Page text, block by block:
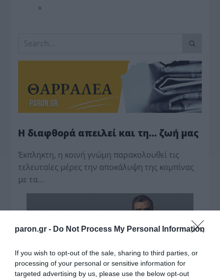
paron.gr - Do Not Process My Personal Information
If you wish to opt-out of the sale, sharing to third parties, or
processing of your personal or sensitive information for
targeted advertising by us, please use the below opt-out
»
Η διαφθορά απειλεί και τη… ζωή μας
Έκπληκτη, η κοινή γνώμη παρακολουθεί τις
τελευταίες μέρες την αποκάλυψη της κο­μπίνας
με τα…